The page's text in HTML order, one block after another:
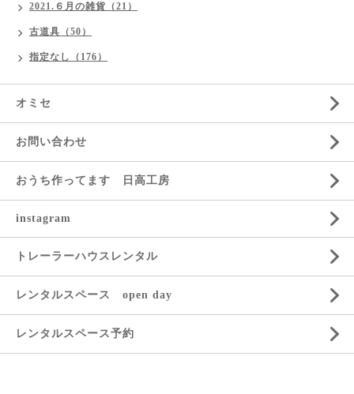
2021.６月の雑貨（21）
古道具（50）
指定なし（176）
オミセ
お問い合わせ
おうち作ってます 日高工房
instagram
トレーラーハウスレンタル
レンタルスペース open day
レンタルスペース予約